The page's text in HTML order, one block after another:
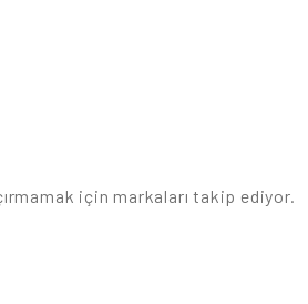
için markaları takip ediyor.